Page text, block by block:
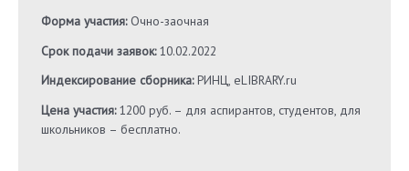
Форма участия:Очно-заочная
Срок подачи заявок:10.02.2022
Индексирование сборника:РИНЦ, eLIBRARY.ru
Цена участия:1200 руб. – для аспирантов, студентов, для
школьников – бесплатно.